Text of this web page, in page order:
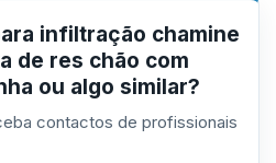
infiltração chamine
de res chão com
ou algo similar?
contactos de profissionais